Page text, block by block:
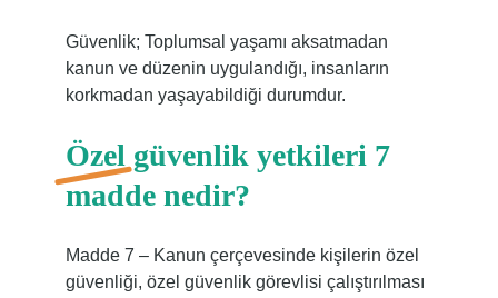
Güvenlik; Toplumsal yaşamı aksatmadan
kanun ve düzenin uygulandığı, insanların
korkmadan yaşayabildiği durumdur.
Özel güvenlik yetkileri 7
madde nedir?
Madde 7 – Kanun çerçevesinde kişilerin özel
güvenliği, özel güvenlik görevlisi çalıştırılması